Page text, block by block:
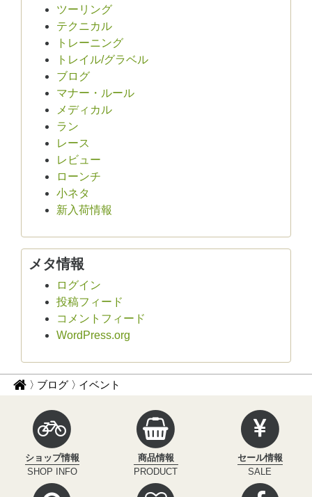
ツーリング
テクニカル
トレーニング
トレイル/グラベル
ブログ
マナー・ルール
メディカル
ラン
レース
レビュー
ローンチ
小ネタ
新入荷情報
メタ情報
ログイン
投稿フィード
コメントフィード
WordPress.org
パ
ナ
サ
ク
ル
イ
ン
フ
ィ
ブログ イベント
ショップ情報
SHOP INFO
商品情報
PRODUCT
セール情報
SALE